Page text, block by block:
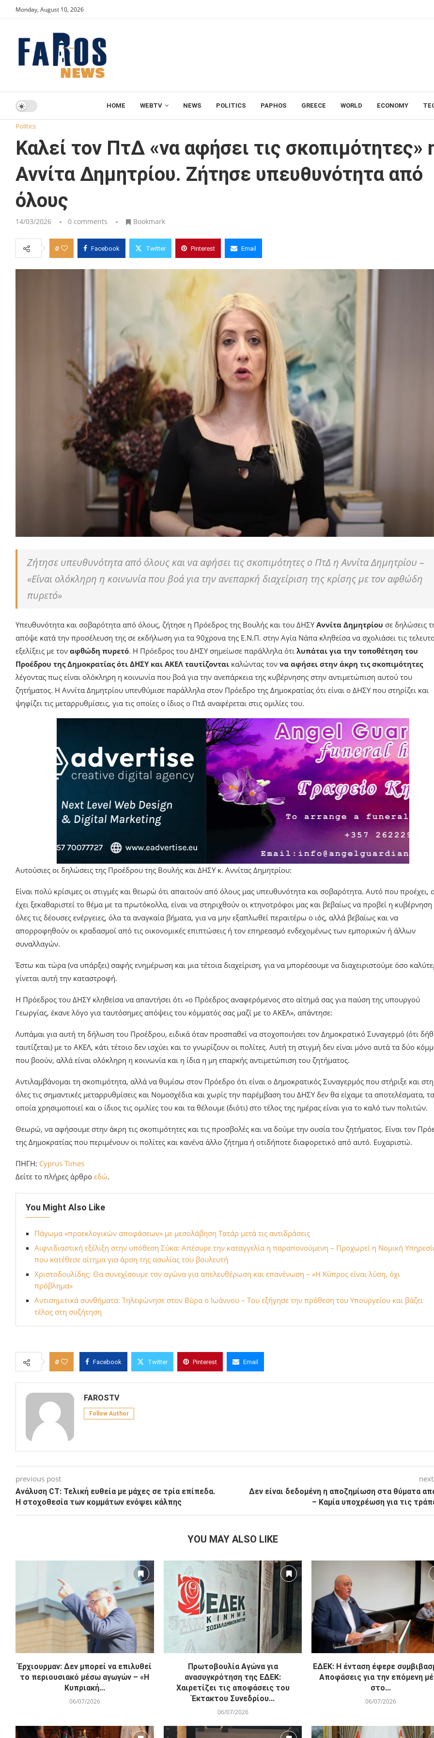
Monday, August 10, 2026
HOME WEBTV NEWS POLITICS PAPHOS GREECE WORLD ECONOMY
Home Καλεί τον ΠτΔ «να αφήσει τις σκοπιμότητες» η Αννίτα Δημητρίου. Ζήτησε υπευθυνότητα από όλους
Politics
Καλεί τον ΠτΔ «να αφήσει τις σκοπιμότητες»
Αννίτα Δημητρίου. Ζήτησε υπευθυνότητα από
όλους
14/03/2026 0 comments Bookmark
0 Facebook Twitter Pinterest Email
Ζήτησε υπευθυνότητα από όλους και να αφήσει τις σκοπιμότητες ο ΠτΔ η Αννίτα Δημητρίου –
«Είναι ολόκληρη η κοινωνία που βοά για την ανεπαρκή διαχείριση της κρίσης με τον αφθώδη
πυρετό»
Υπευθυνότητα και σοβαρότητα από όλους, ζήτησε η Πρόεδρος της Βουλής και του ΔΗΣΥΑννίτα Δημητρίου σε δηλώσεις
απόψε κατά την προσέλευση της σε εκδήλωση για τα 90χρονα της Ε.Ν.Π. στην Αγία Νάπα κληθείσα να σχολιάσει τις
εξελίξεις με τον αφθώδη πυρετό. Η Πρόεδρος του ΔΗΣΥ σημείωσε παράλληλα ότι λυπάται για την τοποθέτηση του
Προέδρου της Δημοκρατίας ότι ΔΗΣΥ και ΑΚΕΛ ταυτίζονται καλώντας τον να αφήσει στην άκρη τις σκοπιμότητες
λέγοντας πως είναι ολόκληρη η κοινωνία που βοά για την ανεπάρκεια της κυβέρνησης στην αντιμετώπιση αυτού του
ζητήματος. Η Αννίτα Δημητρίου υπενθύμισε παράλληλα στον Πρόεδρο της Δημοκρατίας ότι είναι ο ΔΗΣΥ που στηρίζει και
ψηφίζει τις μεταρρυθμίσεις, για τις οποίες ο ίδιος ο ΠτΔ αναφέρεται στις ομιλίες του.
Αυτούσιες οι δηλώσεις της Προέδρου της Βουλής και ΔΗΣΥ κ. Αννίτας Δημητρίου:
Είναι πολύ κρίσιμες οι στιγμές και θεωρώ ότι απαιτούν από όλους μας υπευθυνότητα και σοβαρότητα. Αυτό που προέχει,
έχει ξεκαθαριστεί το θέμα με τα πρωτόκολλα, είναι να στηριχθούν οι κτηνοτρόφοι μας και βεβαίως να προβεί η κυβέρνηση
όλες τις δέουσες ενέργειες, όλα τα αναγκαία βήματα, για να μην εξαπλωθεί περαιτέρω ο ιός, αλλά βεβαίως και να
απορροφηθούν οι κραδασμοί από τις οικονομικές επιπτώσεις ή τον επηρεασμό ενδεχομένως των εμπορικών ή άλλων
συναλλαγών.
Έστω και τώρα (να υπάρξει) σαφής ενημέρωση και μια τέτοια διαχείριση, για να μπορέσουμε να διαχειριστούμε όσο
γίνεται αυτή την καταστροφή.
Η Πρόεδρος του ΔΗΣΥ κληθείσα να απαντήσει ότι «ο Πρόεδρος αναφερόμενος στο αίτημά σας για παύση της υπουργού
Γεωργίας, έκανε λόγο για ταυτόσημες απόψεις του κόμματός σας μαζί με το ΑΚΕΛ», απάντησε:
Λυπάμαι για αυτή τη δήλωση του Προέδρου, ειδικά όταν προσπαθεί να στοχοποιήσει τον Δημοκρατικό Συναγερμό (ότι
ταυτίζεται) με το ΑΚΕΛ, κάτι τέτοιο δεν ισχύει και το γνωρίζουν οι πολίτες. Αυτή τη στιγμή δεν είναι μόνο αυτά τα δύο
που βοούν, αλλά είναι ολόκληρη η κοινωνία και η ίδια η μη επαρκής αντιμετώπιση του ζητήματος.
Αντιλαμβάνομαι τη σκοπιμότητα, αλλά να θυμίσω στον Πρόεδρο ότι είναι ο Δημοκρατικός Συναγερμός που στήριξε και
όλες τις σημαντικές μεταρρυθμίσεις και Νομοσχέδια και χωρίς την παρέμβαση του ΔΗΣΥ δεν θα είχαμε τα αποτελέσματα, τα
οποία χρησιμοποιεί και ο ίδιος τις ομιλίες του και τα θέλουμε (διότι) στο τέλος της ημέρας είναι για το καλό των πολιτών.
Θεωρώ, να αφήσουμε στην άκρη τις σκοπιμότητες και τις προσβολές και να δούμε την ουσία του ζητήματος. Είναι τον
της Δημοκρατίας που περιμένουν οι πολίτες και κανένα άλλο ζήτημα ή οτιδήποτε διαφορετικό από αυτό. Ευχαριστώ.
ΠΗΓΗ: Cyprus Times
Δείτε το πλήρες άρθρο εδώ.
You Might Also Like
Πάγωμα «προεκλογικών αποφάσεων» με μεσολάβηση Τατάρ μετά τις αντιδράσεις
Αιφνιδιαστική εξέλιξη στην υπόθεση Σύκα: Απέσυρε την καταγγελία η παραπονούμενη – Προχωρεί η Νομική
που κατέθεσε αίτημα για άρση της ασυλίας του βουλευτή
Χριστοδουλίδης: Θα συνεχίσουμε τον αγώνα για απελευθέρωση και επανένωση – «Η Κύπρος είναι λύση, όχι
πρόβλημα»
Αντισημιτικά συνθήματα: Τηλεφώνησε στον Βύρα ο Ιωάννου – Του εξήγησε την πρόθεση του Υπουργείου και βάζει
τέλος στη συζήτηση
0 Facebook Twitter Pinterest Email
FAROSTV
Follow Author
previous post
Ανάλυση CT: Τελική ευθεία με μάχες σε τρία επίπεδα.
Η στοχοθεσία των κομμάτων ενόψει κάλπης
Δεν είναι δεδομένη η αποζημίωση στα θύματα
– Καμία υποχρέωση για τις
YOU MAY ALSO LIKE
Έρχιουρμαν: Δεν μπορεί να επιλυθεί
το περιουσιακό μέσω αγωγών – «Η
Κυπριακή...
06/07/2026
Πρωτοβουλία Αγώνα για
ανασυγκρότηση της ΕΔΕΚ:
Χαιρετίζει τις αποφάσεις του
Έκτακτου Συνεδρίου...
06/07/2026
ΕΔΕΚ: Η ένταση έφερε
Αποφάσεις για την επόμενη
στο...
06/07/2026